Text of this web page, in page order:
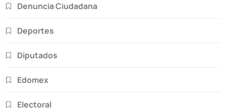
Denuncia Ciudadana
Deportes
Diputados
Edomex
Electoral